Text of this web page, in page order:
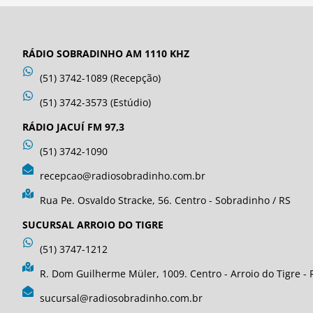
RÁDIO SOBRADINHO AM 1110 KHZ
(51) 3742-1089 (Recepção)
(51) 3742-3573 (Estúdio)
RÁDIO JACUÍ FM 97,3
(51) 3742-1090
recepcao@radiosobradinho.com.br
Rua Pe. Osvaldo Stracke, 56. Centro - Sobradinho / RS
SUCURSAL ARROIO DO TIGRE
(51) 3747-1212
R. Dom Guilherme Müler, 1009. Centro - Arroio do Tigre -
sucursal@radiosobradinho.com.br